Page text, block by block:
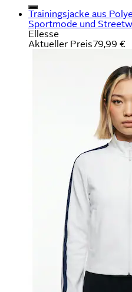
Trainingsjacke aus
Sportmode und
Ellesse
Aktueller Preis79,99 €